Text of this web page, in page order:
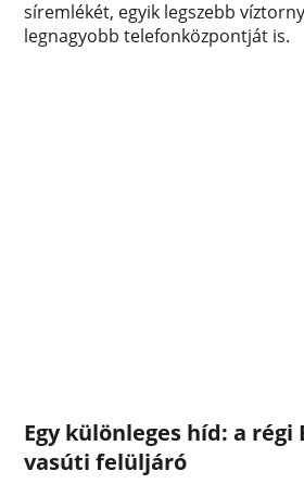
síremlékét, egyik legszebb
legnagyobb telefonközpontját is.
Egy különleges híd: a
vasúti felüljáró